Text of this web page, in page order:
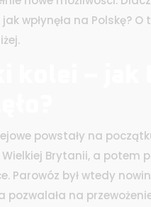
wpłynęła na Polskę? O
powstały na
Wielkiej Brytanii, a potem
Parowóz był wtedy
pozwalała na